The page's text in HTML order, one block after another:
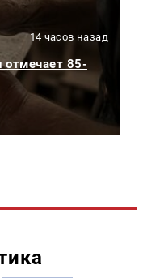
14 часов назад
отмечает 85-